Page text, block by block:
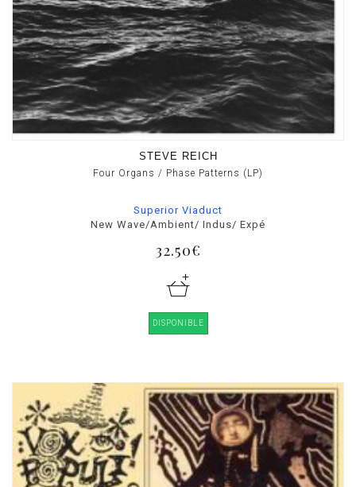
STEVE REICH
Four Organs / Phase Patterns (LP)
Superior Viaduct
New Wave/Ambient/ Indus/ Expé
32.50€
DISPONIBLE